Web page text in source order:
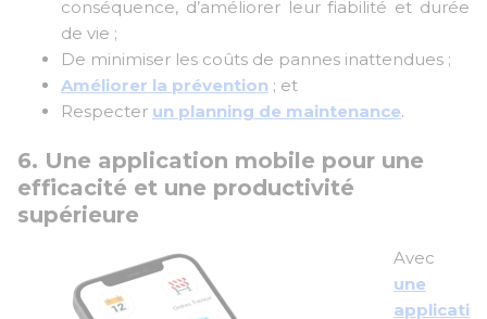
conséquence, d’améliorer leur fiabilité et durée
de vie ;
De minimiser les coûts de pannes inattendues ;
Améliorer la prévention ; et
Respecter un planning de maintenance.
6. Une application mobile pour une
efficacité et une productivité
supérieure
Avec
une
applicati